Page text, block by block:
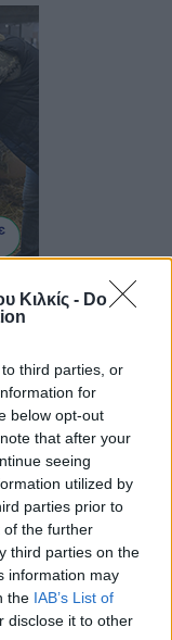
Κιλκίς - Do
third parties, or
for
below opt-out
that after your
seeing
utilized by
parties prior to
of the further
third parties on the
information may
the IAB’s List of
disclose it to other